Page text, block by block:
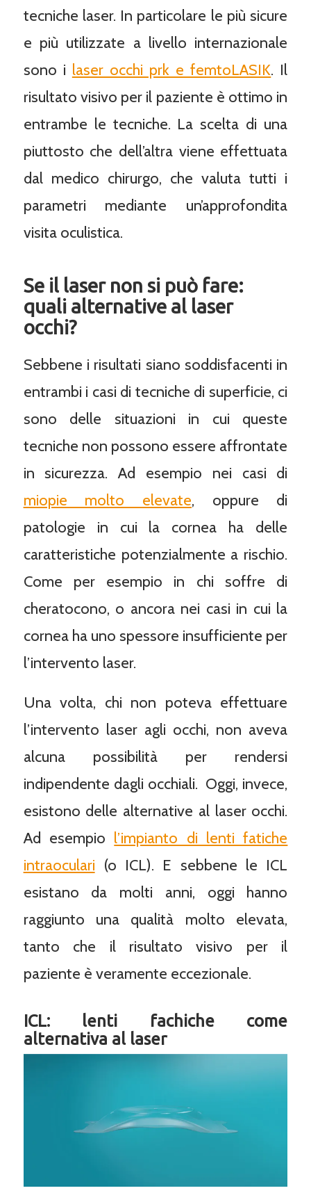
tecniche laser. In particolare le più sicure
e più utilizzate a livello internazionale
sono i laser occhi prk e femtoLASIK. Il
risultato visivo per il paziente è ottimo in
entrambe le tecniche. La scelta di una
piuttosto che dell’altra viene effettuata
dal medico chirurgo, che valuta tutti i
parametri mediante un’approfondita
visita oculistica.
Se il laser non si può fare:
quali alternative al laser
occhi?
Sebbene i risultati siano soddisfacenti in
entrambi i casi di tecniche di superficie, ci
sono delle situazioni in cui queste
tecniche non possono essere affrontate
in sicurezza. Ad esempio nei casi di
miopie molto elevate, oppure di
patologie in cui la cornea ha delle
caratteristiche potenzialmente a rischio.
Come per esempio in chi soffre di
cheratocono, o ancora nei casi in cui la
cornea ha uno spessore insufficiente per
l’intervento laser.
Una volta, chi non poteva effettuare
l’intervento laser agli occhi, non aveva
alcuna possibilità per rendersi
indipendente dagli occhiali. Oggi, invece,
esistono delle alternative al laser occhi.
Ad esempio l’impianto di lenti fatiche
intraoculari (o ICL). E sebbene le ICL
esistano da molti anni, oggi hanno
raggiunto una qualità molto elevata,
tanto che il risultato visivo per il
paziente è veramente eccezionale.
ICL: lenti fachiche come
alternativa al laser